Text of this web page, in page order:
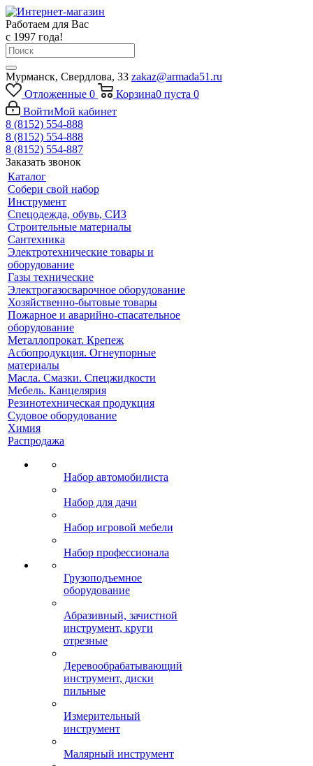
Работаем для Вас
с 1997 года!
Мурманск, Свердлова, 33 zakaz@armada51.ru
Отложенные 0 Корзина0 пуста 0
ВойтиМой кабинет
8 (8152) 554-888
8 (8152) 554-888
8 (8152) 554-887
Заказать звонок
Каталог
Собери свой набор
Инструмент
Спецодежда, обувь, СИЗ
Строительные материалы
Сантехника
Электротехнические товары и
оборудование
Газы технические
Электрогазосварочное оборудование
Хозяйственно-бытовые товары
Пожарное и аварийно-спасательное
оборудование
Металлопрокат. Крепеж
Асбопродукция. Огнеупорные
материалы
Масла. Смазки. Спецжидкости
Мебель. Канцелярия
Резинотехническая продукция
Судовое оборудование
Химия
Распродажа
Набор автомобилиста
Набор для дачи
Набор игровой мебели
Набор профессионала
Грузоподъемное
оборудование
Абразивный, зачистной
инструмент, круги
отрезные
Деревообрабатывающий
инструмент, диски
пильные
Измерительный
инструмент
Малярный инструмент